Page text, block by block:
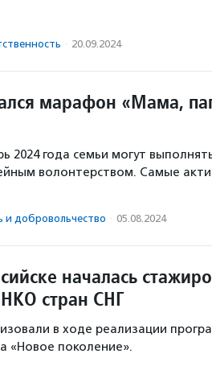
· 20.09.2024
марафон «Мама,
2024 года семьи могут
волонтерством. Самые
и доброволь­чест­во · 05.08.2024
началась
стран СНГ
в ходе реализации
«Новое поколение».